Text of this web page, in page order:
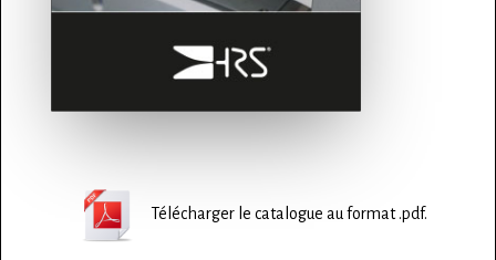
Télécharger le catalogue au format .pdf.